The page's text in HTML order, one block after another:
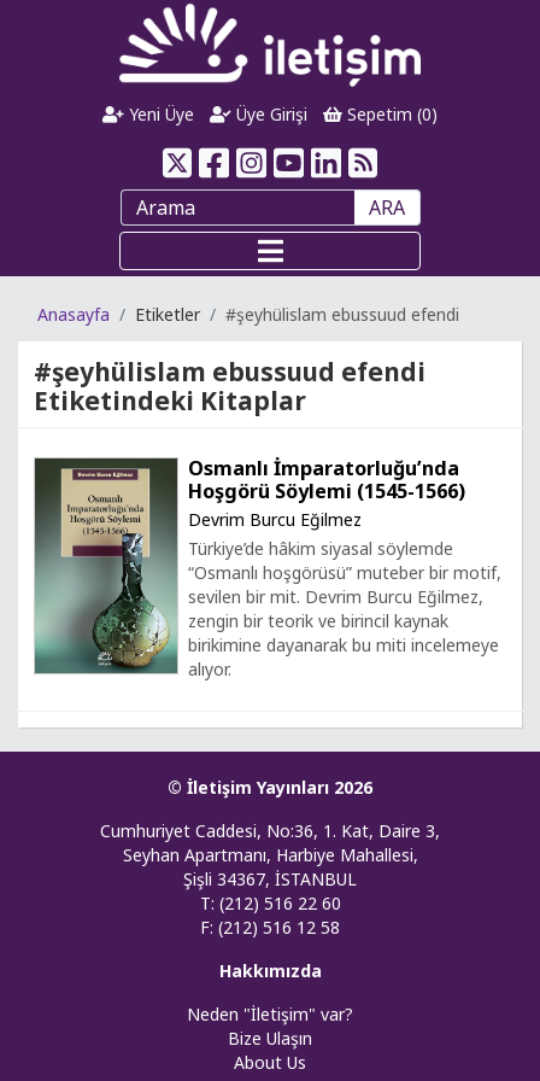
Yeni Üye Üye Girişi Sepetim (0)
ARA
Anasayfa Etiketler #şeyhülislam ebussuud efendi
#şeyhülislam ebussuud efendi
Etiketindeki Kitaplar
Osmanlı İmparatorluğu’nda
Hoşgörü Söylemi (1545-1566)
Devrim Burcu Eğilmez
Türkiye’de hâkim siyasal söylemde
“Osmanlı hoşgörüsü” muteber bir motif,
sevilen bir mit. Devrim Burcu Eğilmez,
zengin bir teorik ve birincil kaynak
birikimine dayanarak bu miti incelemeye
alıyor.
© İletişim Yayınları 2026
Cumhuriyet Caddesi, No:36, 1. Kat, Daire 3,
Seyhan Apartmanı, Harbiye Mahallesi,
Şişli 34367, İSTANBUL
T: (212) 516 22 60
F: (212) 516 12 58
Hakkımızda
Neden "İletişim" var?
Bize Ulaşın
About Us